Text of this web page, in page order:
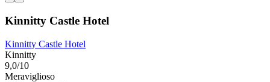
Kinnitty Castle Hotel
Kinnitty Castle Hotel
Kinnitty
9,0/10
Meraviglioso